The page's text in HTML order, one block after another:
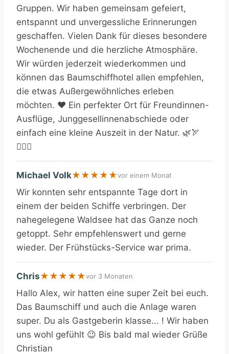
Gruppen. Wir haben gemeinsam gefeiert,
entspannt und unvergessliche Erinnerungen
geschaffen. Vielen Dank für dieses besondere
Wochenende und die herzliche Atmosphäre.
Wir würden jederzeit wiederkommen und
können das Baumschiffhotel allen empfehlen,
die etwas Außergewöhnliches erleben
möchten. ❤️ Ein perfekter Ort für Freundinnen-
Ausflüge, Junggesellinnenabschiede oder
einfach eine kleine Auszeit in der Natur. 🌿🏹
🧘‍♀️✨
Michael Volk★ ★ ★ ★ ★vor einem Monat
Wir konnten sehr entspannte Tage dort in
einem der beiden Schiffe verbringen. Der
nahegelegene Waldsee hat das Ganze noch
getoppt. Sehr empfehlenswert und gerne
wieder. Der Frühstücks-Service war prima.
Chris★ ★ ★ ★ ★vor 3 Monaten
Hallo Alex, wir hatten eine super Zeit bei euch.
Das Baumschiff und auch die Anlage waren
super. Du als Gastgeberin klasse... ! Wir haben
uns wohl gefühlt 😉 Bis bald mal wieder Grüße
Christian